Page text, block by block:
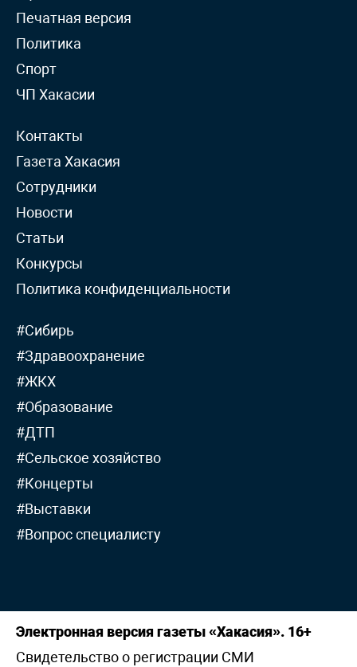
Печатная версия
Политика
Спорт
ЧП Хакасии
Контакты
Газета Хакасия
Сотрудники
Новости
Статьи
Конкурсы
Политика конфиденциальности
#Сибирь
#Здравоохранение
#ЖКХ
#Образование
#ДТП
#Сельское хозяйство
#Концерты
#Выставки
#Вопрос специалисту
Электронная версия газеты «Хакасия». 16+
Свидетельство о регистрации СМИ